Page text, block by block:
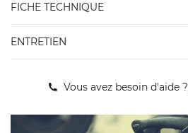
FICHE TECHNIQUE
ENTRETIEN
Vous avez besoin d'aide ?